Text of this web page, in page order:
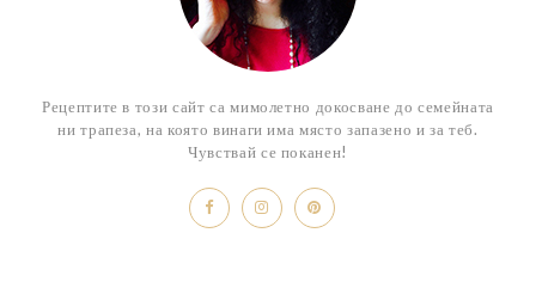
Рецептите в този сайт са мимолетно докосване до семейната
ни трапеза, на която винаги има място запазено и за теб.
Чувствай се поканен!